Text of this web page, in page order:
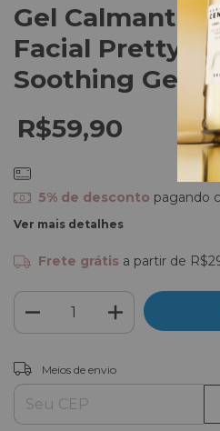
Gel Calmante
Facial
Soothing Gel
R$59,90
5% de desconto pagando
Ver mais detalhes
Frete grátis a partir de
Entregas para o CEP:
Meios de envio